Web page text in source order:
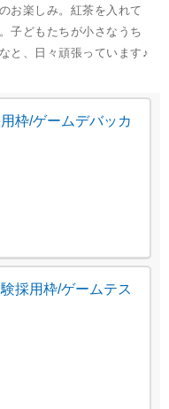
お楽しみ。紅茶を入れて
子どもたちが小さなうち
と、日々頑張っています♪
枠/ゲームデバッカ
採用枠/ゲームテス